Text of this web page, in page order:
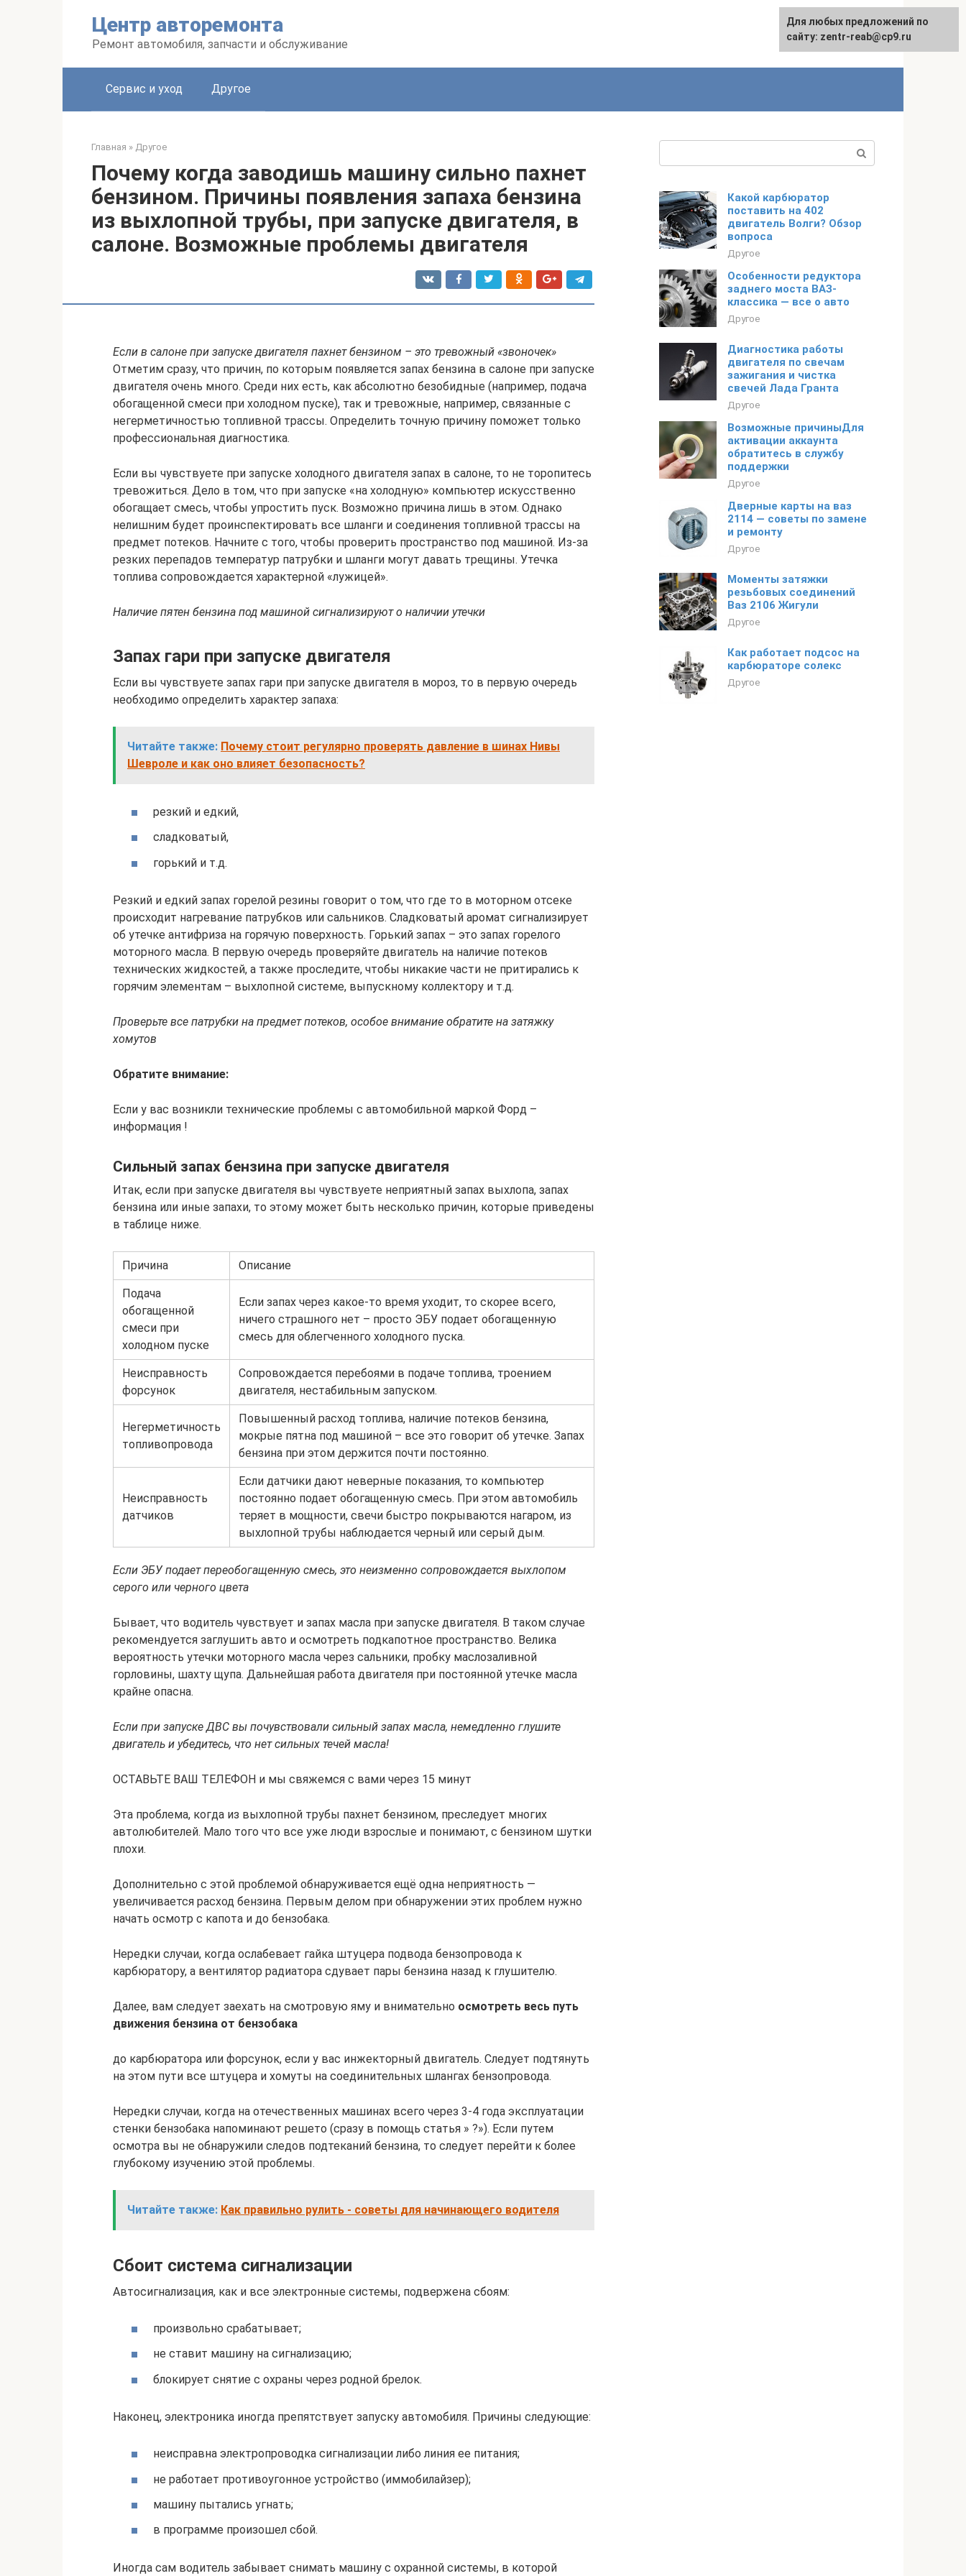
Центр авторемонта
Ремонт автомобиля, запчасти и обслуживание
Сервис и уход Другое
Главная » Другое
Почему когда заводишь машину сильно пахнет
бензином. Причины появления запаха бензина
из выхлопной трубы, при запуске двигателя, в
салоне. Возможные проблемы двигателя
Если в салоне при запуске двигателя пахнет бензином – это тревожный «звоночек»
Отметим сразу, что причин, по которым появляется запах бензина в салоне при запуске
двигателя очень много. Среди них есть, как абсолютно безобидные (например, подача
обогащенной смеси при холодном пуске), так и тревожные, например, связанные с
негерметичностью топливной трассы. Определить точную причину поможет только
профессиональная диагностика.
Если вы чувствуете при запуске холодного двигателя запах в салоне, то не торопитесь
тревожиться. Дело в том, что при запуске «на холодную» компьютер искусственно
обогащает смесь, чтобы упростить пуск. Возможно причина лишь в этом. Однако
нелишним будет проинспектировать все шланги и соединения топливной трассы на
предмет потеков. Начните с того, чтобы проверить пространство под машиной. Из-за
резких перепадов температур патрубки и шланги могут давать трещины. Утечка
топлива сопровождается характерной «лужицей».
Наличие пятен бензина под машиной сигнализируют о наличии утечки
Запах гари при запуске двигателя
Если вы чувствуете запах гари при запуске двигателя в мороз, то в первую очередь
необходимо определить характер запаха:
Читайте также: Почему стоит регулярно проверять давление в шинах Нивы
Шевроле и как оно влияет безопасность?
резкий и едкий,
сладковатый,
горький и т.д.
Резкий и едкий запах горелой резины говорит о том, что где то в моторном отсеке
происходит нагревание патрубков или сальников. Сладковатый аромат сигнализирует
об утечке антифриза на горячую поверхность. Горький запах – это запах горелого
моторного масла. В первую очередь проверяйте двигатель на наличие потеков
технических жидкостей, а также проследите, чтобы никакие части не притирались к
горячим элементам – выхлопной системе, выпускному коллектору и т.д.
Проверьте все патрубки на предмет потеков, особое внимание обратите на затяжку
хомутов
Обратите внимание:
Если у вас возникли технические проблемы с автомобильной маркой Форд –
информация !
Сильный запах бензина при запуске двигателя
Итак, если при запуске двигателя вы чувствуете неприятный запах выхлопа, запах
бензина или иные запахи, то этому может быть несколько причин, которые приведены
в таблице ниже.
Причина Описание
Подача
обогащенной
смеси при
холодном пуске
Если запах через какое-то время уходит, то скорее всего,
ничего страшного нет – просто ЭБУ подает обогащенную
смесь для облегченного холодного пуска.
Неисправность
форсунок
Сопровождается перебоями в подаче топлива, троением
двигателя, нестабильным запуском.
Негерметичность
топливопровода
Повышенный расход топлива, наличие потеков бензина,
мокрые пятна под машиной – все это говорит об утечке. Запах
бензина при этом держится почти постоянно.
Неисправность
датчиков
Если датчики дают неверные показания, то компьютер
постоянно подает обогащенную смесь. При этом автомобиль
теряет в мощности, свечи быстро покрываются нагаром, из
выхлопной трубы наблюдается черный или серый дым.
Если ЭБУ подает переобогащенную смесь, это неизменно сопровождается выхлопом
серого или черного цвета
Бывает, что водитель чувствует и запах масла при запуске двигателя. В таком случае
рекомендуется заглушить авто и осмотреть подкапотное пространство. Велика
вероятность утечки моторного масла через сальники, пробку маслозаливной
горловины, шахту щупа. Дальнейшая работа двигателя при постоянной утечке масла
крайне опасна.
Если при запуске ДВС вы почувствовали сильный запах масла, немедленно глушите
двигатель и убедитесь, что нет сильных течей масла!
ОСТАВЬТЕ ВАШ ТЕЛЕФОН и мы свяжемся с вами через 15 минут
Эта проблема, когда из выхлопной трубы пахнет бензином, преследует многих
автолюбителей. Мало того что все уже люди взрослые и понимают, с бензином шутки
плохи.
Дополнительно с этой проблемой обнаруживается ещё одна неприятность —
увеличивается расход бензина. Первым делом при обнаружении этих проблем нужно
начать осмотр с капота и до бензобака.
Нередки случаи, когда ослабевает гайка штуцера подвода бензопровода к
карбюратору, а вентилятор радиатора сдувает пары бензина назад к глушителю.
Далее, вам следует заехать на смотровую яму и внимательно осмотреть весь путь
движения бензина от бензобака
до карбюратора или форсунок, если у вас инжекторный двигатель. Следует подтянуть
на этом пути все штуцера и хомуты на соединительных шлангах бензопровода.
Нередки случаи, когда на отечественных машинах всего через 3-4 года эксплуатации
стенки бензобака напоминают решето (сразу в помощь статья » ?»). Если путем
осмотра вы не обнаружили следов подтеканий бензина, то следует перейти к более
глубокому изучению этой проблемы.
Читайте также: Как правильно рулить - советы для начинающего водителя
Сбоит система сигнализации
Автосигнализация, как и все электронные системы, подвержена сбоям:
произвольно срабатывает;
не ставит машину на сигнализацию;
блокирует снятие с охраны через родной брелок.
Наконец, электроника иногда препятствует запуску автомобиля. Причины следующие:
неисправна электропроводка сигнализации либо линия ее питания;
не работает противоугонное устройство (иммобилайзер);
машину пытались угнать;
в программе произошел сбой.
Иногда сам водитель забывает снимать машину с охранной системы, в которой
Какой карбюратор
поставить на 402
двигатель Волги? Обзор
вопроса
Другое
Особенности редуктора
заднего моста ВАЗ-
классика — все о авто
Другое
Диагностика работы
двигателя по свечам
зажигания и чистка
свечей Лада Гранта
Другое
Возможные причиныДля
активации аккаунта
обратитесь в службу
поддержки
Другое
Дверные карты на ваз
2114 — советы по замене
и ремонту
Другое
Моменты затяжки
резьбовых соединений
Ваз 2106 Жигули
Другое
Как работает подсос на
карбюраторе солекс
Другое
Для любых предложений по
сайту: zentr-reab@cp9.ru